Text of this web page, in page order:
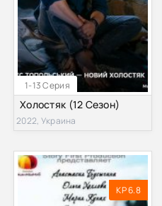
1-13 Серия
Холостяк (12 Сезон)
2022, Украина
KP 6.8